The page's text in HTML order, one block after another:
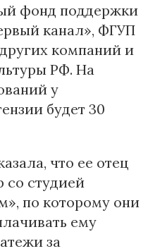
фонд поддержки
канал», ФГУП
компаний и
РФ. На
у
будет 30
что ее отец
со студией
по которому они
ему
за